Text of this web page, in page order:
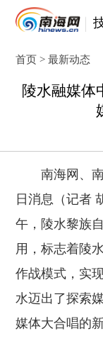
首页 >最新动态
陵水融媒体
南海网、
日消息（记者
午，陵水黎族
用，标志着陵
作战模式，实
水迈出了探索
媒体大合唱的新